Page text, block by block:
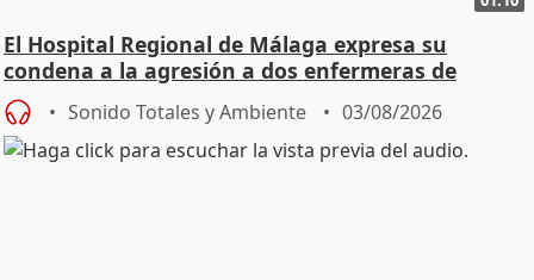
El Hospital Regional de Málaga expresa su
condena a la agresión a dos enfermeras de
Urgencias
Sonido Totales y Ambiente 03/08/2026